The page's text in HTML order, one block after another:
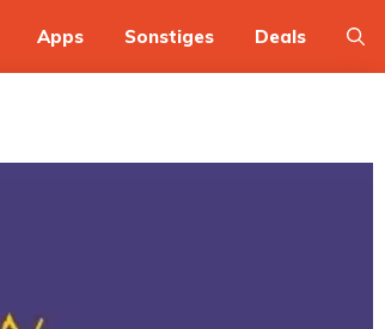
Apps Sonstiges Deals